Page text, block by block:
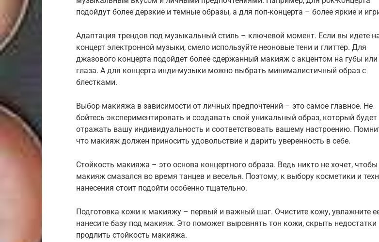
подойдут более дерзкие и темные образы, а для поп-концерта – более яркие и
Адаптация трендов под музыкальный стиль – ключевой момент. Если вы идете
концерт электронной музыки, смело используйте неоновые тени и глиттер. Для
джазового концерта подойдет более сдержанный макияж с акцентом на губы или
глаза. А для концерта инди-музыки можно выбрать минималистичный образ с
блестками.
Выбор макияжа в зависимости от личных предпочтений – это самое главное. Не
бойтесь экспериментировать и создавать свой уникальный образ, который будет
отражать вашу индивидуальность и соответствовать вашему настроению.
что макияж должен приносить удовольствие и дарить уверенность в себе.
Стойкость макияжа – это основа концертного образа. Ведь никто не хочет, чтобы
макияж смазался во время танцев и веселья. Поэтому, к выбору косметики и
нанесения стоит подойти особенно тщательно.
Подготовка кожи к макияжу – первый и важный шаг. Очистите кожу, увлажните
нанесите базу под макияж. Это поможет выровнять тон кожи, скрыть недостатки
продлить стойкость макияжа.